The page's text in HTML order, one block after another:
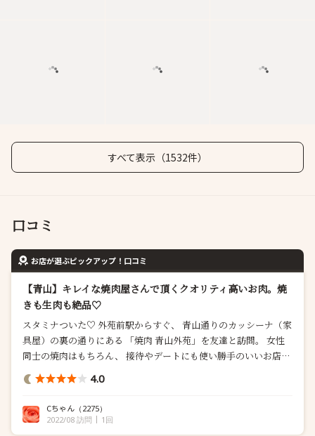
すべて表示（1532件）
口コミ
お店が選ぶピックアップ！口コミ
【青山】キレイな焼肉屋さんで頂くクオリティ高いお肉。焼
きも生肉も絶品♡
スタミナついた♡ 外苑前駅からすぐ、 青山通りのカッシーナ（家
具屋）の裏の通りにある 「焼肉 青山外苑」を友達と訪問。 女性
同士の焼肉はもちろん、 接待やデートにも使い勝手のいいお店で
す。 焼肉屋さんらしからぬ キレイな店内のカウンター席で 寛ぎ
ながら、お店のイチオシ達を堪能。 可愛いBottegaのボトルで乾
4.0
Cちゃん （2275）
2022/08 訪問
1回